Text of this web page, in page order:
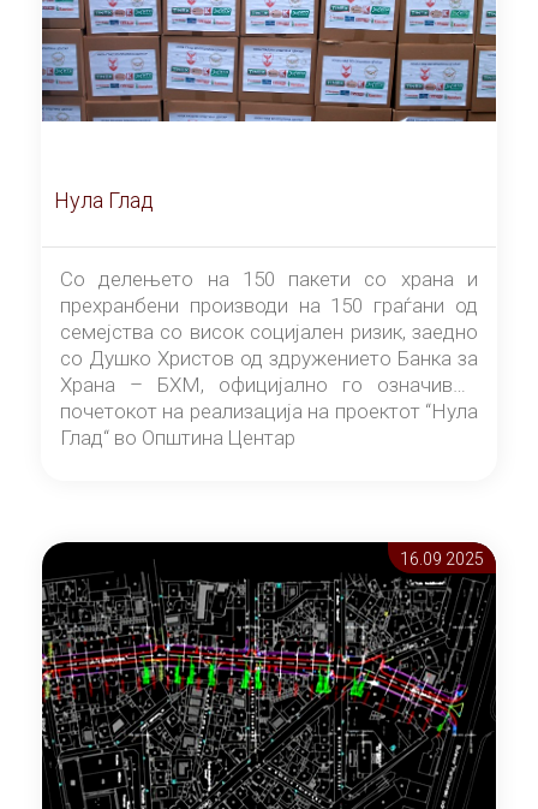
Нула Глад
Со делењето на 150 пакети со храна и
прехранбени производи на 150 граѓани од
семејства со висок социјален ризик, заедно
со Душко Христов од здружението Банка за
Храна – БХМ, официјално го означивме
почетокот на реализација на проектот “Нула
Глад“ во Општина Центар
16.09 2025